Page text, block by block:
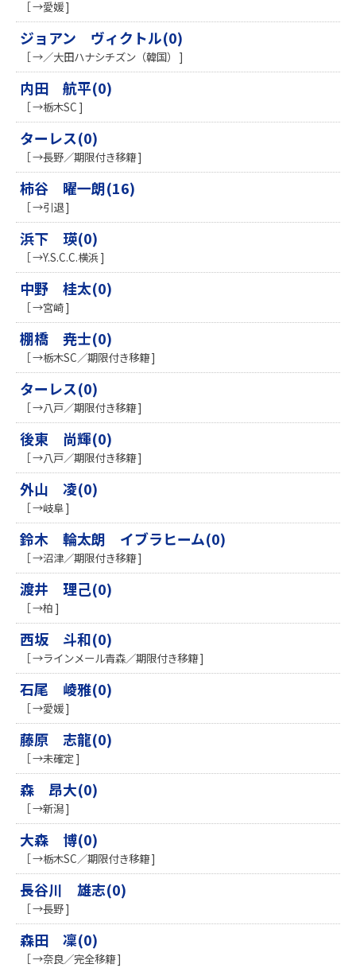
［ →愛媛 ]
ジョアン ヴィクトル(0)
［ →／大田ハナシチズン（韓国） ]
内田 航平(0)
［ →栃木SC ]
ターレス(0)
［ →長野／期限付き移籍 ]
柿谷 曜一朗(16)
［ →引退 ]
浜下 瑛(0)
［ →Y.S.C.C.横浜 ]
中野 桂太(0)
［ →宮崎 ]
棚橋 尭士(0)
［ →栃木SC／期限付き移籍 ]
ターレス(0)
［ →八戸／期限付き移籍 ]
後東 尚輝(0)
［ →八戸／期限付き移籍 ]
外山 凌(0)
［ →岐阜 ]
鈴木 輪太朗 イブラヒーム(0)
［ →沼津／期限付き移籍 ]
渡井 理己(0)
［ →柏 ]
西坂 斗和(0)
［ →ラインメール青森／期限付き移籍 ]
石尾 崚雅(0)
［ →愛媛 ]
藤原 志龍(0)
［ →未確定 ]
森 昂大(0)
［ →新潟 ]
大森 博(0)
［ →栃木SC／期限付き移籍 ]
長谷川 雄志(0)
［ →長野 ]
森田 凜(0)
［ →奈良／完全移籍 ]